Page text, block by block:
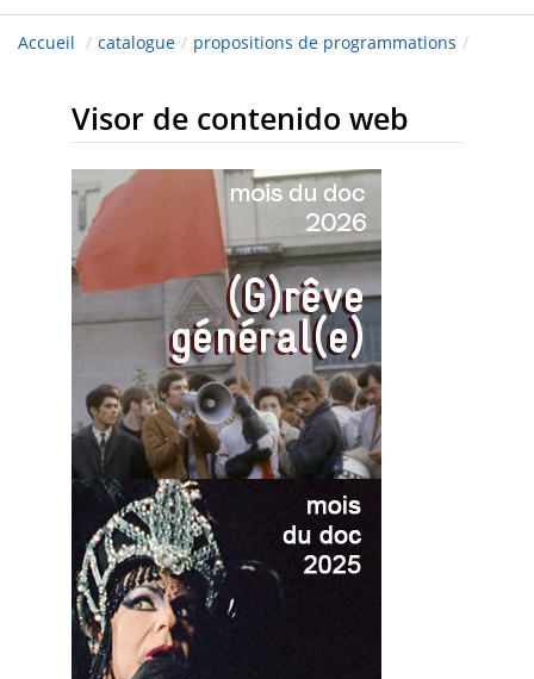
Accueil / catalogue / propositions de programmations /
Visor de contenido web